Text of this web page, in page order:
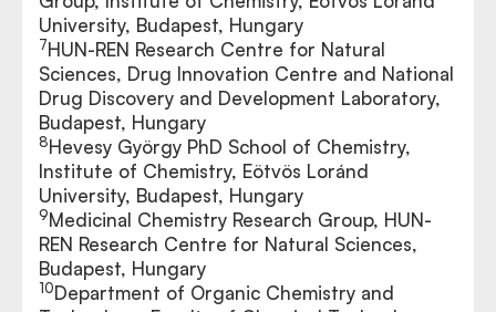
University, Budapest, Hungary
7HUN-REN Research Centre for Natural
Sciences, Drug Innovation Centre and National
Drug Discovery and Development Laboratory,
Budapest, Hungary
8Hevesy György PhD School of Chemistry,
Institute of Chemistry, Eötvös Loránd
University, Budapest, Hungary
9Medicinal Chemistry Research Group, HUN-
REN Research Centre for Natural Sciences,
Budapest, Hungary
10Department of Organic Chemistry and